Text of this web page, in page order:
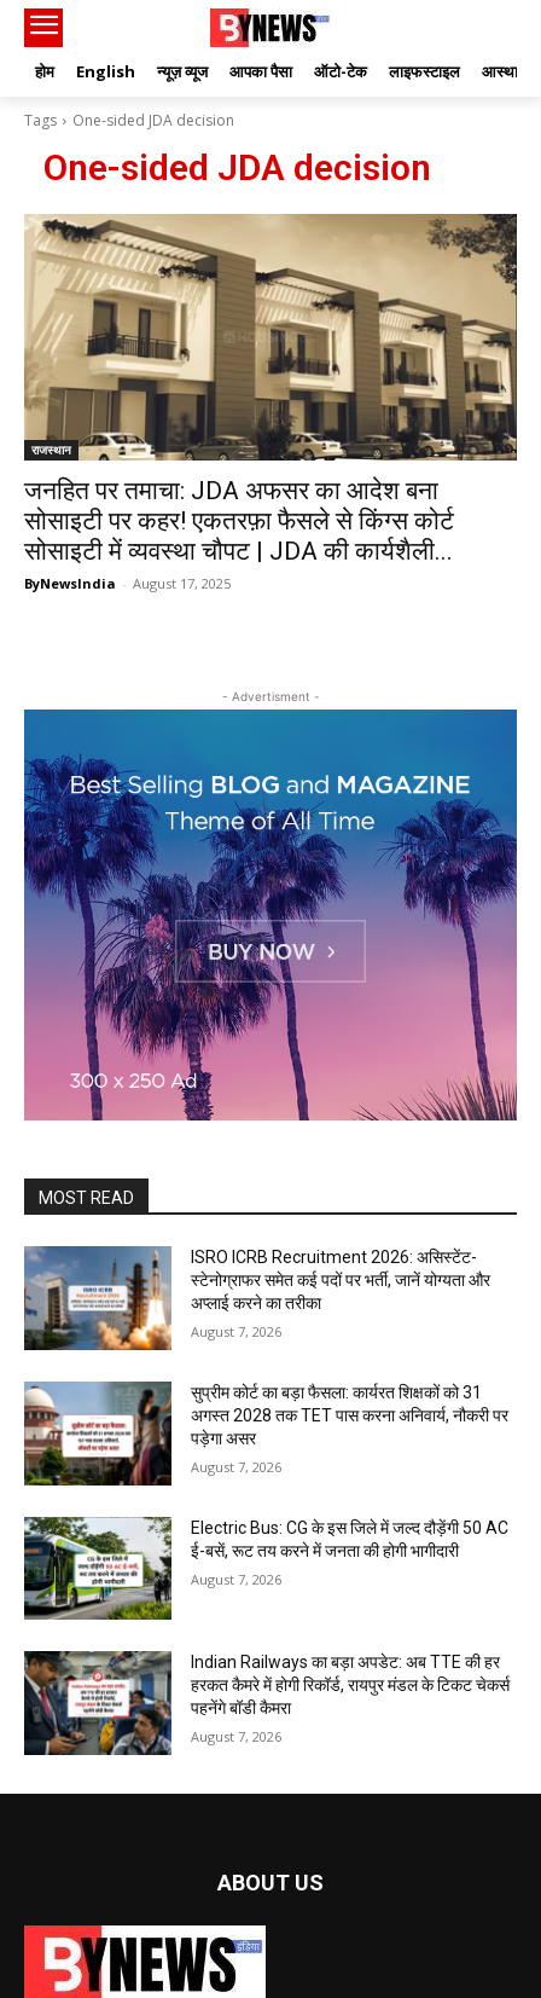
होम English न्यूज़ व्यूज आपका पैसा ऑटो-टेक लाइफस्टाइल आस्था
Tags One-sided JDA decision
One-sided JDA decision
राजस्थान
जनहित पर तमाचा: JDA अफसर का आदेश बना
सोसाइटी पर कहर! एकतरफ़ा फैसले से किंग्स कोर्ट
सोसाइटी में व्यवस्था चौपट | JDA की कार्यशैली...
ByNewsIndia - August 17, 2025
- Advertisment -
MOST READ
ISRO ICRB Recruitment 2026: असिस्टेंट-
स्टेनोग्राफर समेत कई पदों पर भर्ती, जानें योग्यता और
अप्लाई करने का तरीका
August 7, 2026
सुप्रीम कोर्ट का बड़ा फैसला: कार्यरत शिक्षकों को 31
अगस्त 2028 तक TET पास करना अनिवार्य, नौकरी पर
पड़ेगा असर
August 7, 2026
Electric Bus: CG के इस जिले में जल्द दौड़ेंगी 50 AC
ई-बसें, रूट तय करने में जनता की होगी भागीदारी
August 7, 2026
Indian Railways का बड़ा अपडेट: अब TTE की हर
हरकत कैमरे में होगी रिकॉर्ड, रायपुर मंडल के टिकट चेकर्स
पहनेंगे बॉडी कैमरा
August 7, 2026
ABOUT US